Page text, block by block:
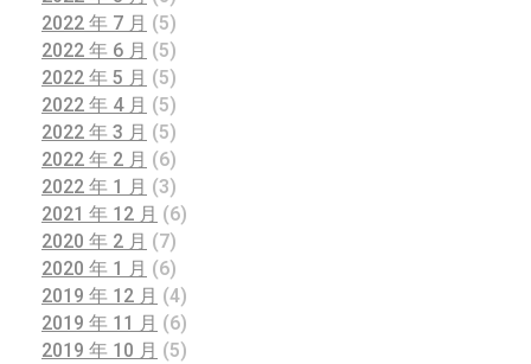
2022 年 7 月 (5)
2022 年 6 月 (5)
2022 年 5 月 (5)
2022 年 4 月 (5)
2022 年 3 月 (5)
2022 年 2 月 (6)
2022 年 1 月 (3)
2021 年 12 月 (6)
2020 年 2 月 (7)
2020 年 1 月 (6)
2019 年 12 月 (4)
2019 年 11 月 (6)
2019 年 10 月 (5)